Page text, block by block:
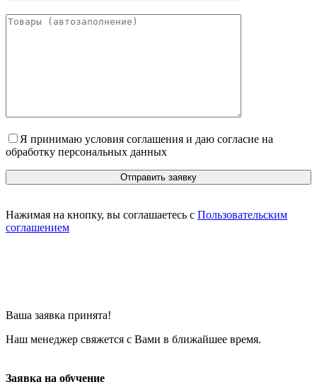
Я принимаю условия соглашения и даю согласие на
обработку персональных данных
Нажимая на кнопку, вы соглашаетесь с Пользовательским
соглашением
Ваша заявка принята!
Наш менеджер свяжется с Вами в ближайшее время.
Заявка на обучение